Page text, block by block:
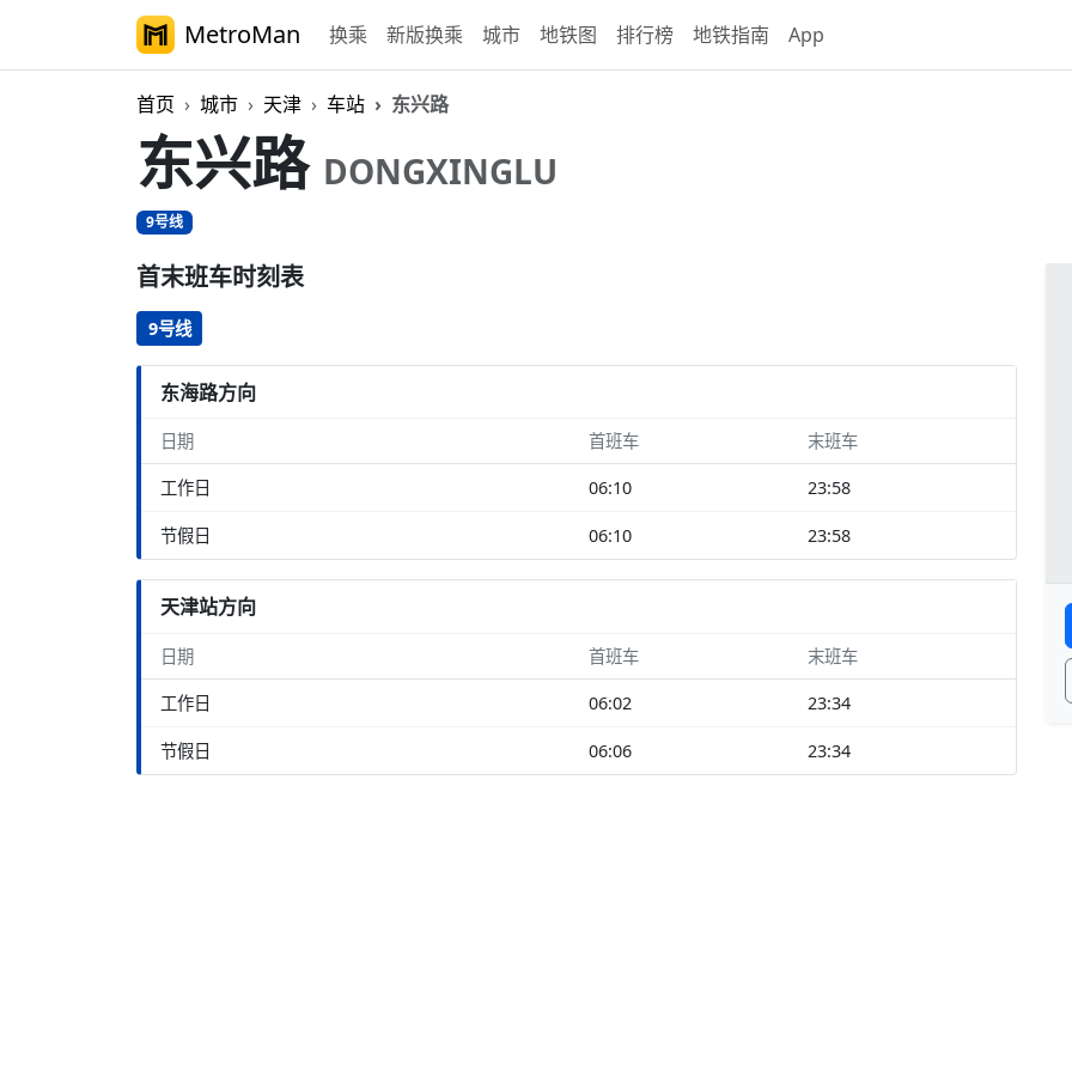
MetroMan 换乘 新版换乘 城市 地铁图 排行榜 地铁指南 App
首页 城市 天津 车站 东兴路
东兴路 DONGXINGLU
9号线
首末班车时刻表
9号线
东海路方向
日期 首班车 末班车
工作日 06:10 23:58
节假日 06:10 23:58
天津站方向
日期 首班车 末班车
工作日 06:02 23:34
节假日 06:06 23:34